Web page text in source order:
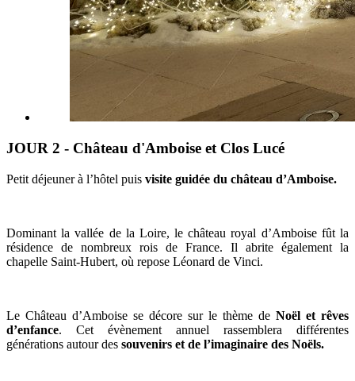
JOUR 2 - Château d'Amboise et Clos Lucé
Petit déjeuner à l’hôtel puis visite guidée du château d’Amboise.
Dominant la vallée de la Loire, le château royal d’Amboise fût la
résidence de nombreux rois de France. Il abrite également la
chapelle Saint-Hubert, où repose Léonard de Vinci.
Le Château d’Amboise se décore sur le thème de Noël et rêves
d’enfance. Cet évènement annuel rassemblera différentes
générations autour des souvenirs et de l’imaginaire des Noëls.